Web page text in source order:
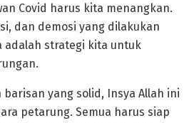
Covid harus kita menangkan.
dan demosi yang dilakukan
adalah strategi kita untuk
barisan yang solid, Insya Allah ini
petarung. Semua harus siap